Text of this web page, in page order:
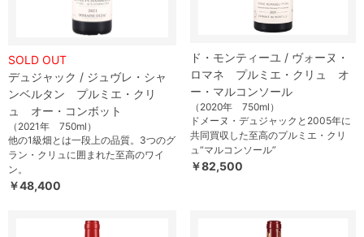
SOLD OUT
デュジャック / ジュヴレ・シャ
ンベルタン プルミエ・クリ
ュ オー・コンボット
（2021年 750ml）
他の1級畑とは一段上の品質。3つのグ
ラン・クリュに囲まれた至高のワイ
ン。
￥48,400
ド・モンティーユ / ヴォーヌ・
ロマネ プルミエ・クリュ オ
ー・マルコンソール
（2020年 750ml）
ドメーヌ・デュジャックと2005年に
共同買収した至高のプルミエ・クリ
ュ“マルコンソール”
￥82,500